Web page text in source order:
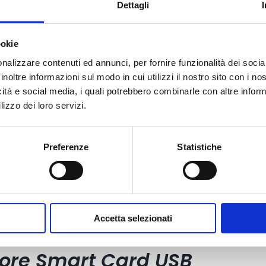
Dettagli
contenuti ed annunci, per fornire funzionalità dei
informazioni sul modo in cui utilizzi il nostro sito con i
e social media, i quali potrebbero combinarle con altre
dei loro servizi.
Preferenze Statistiche
Accetta selezionati
Smart Card USB